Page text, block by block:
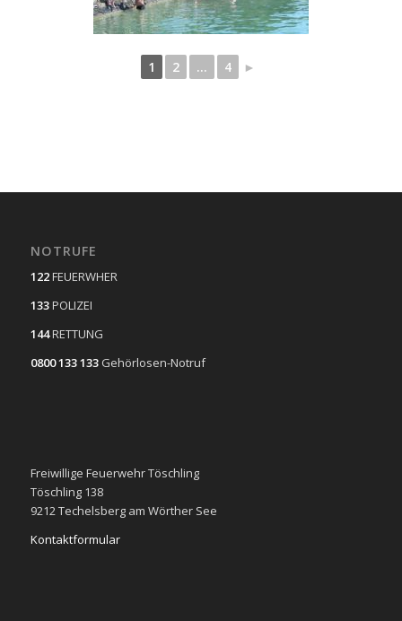
1 2 ... 4 ►
NOTRUFE
122FEUERWHER
133POLIZEI
144RETTUNG
0800 133 133 Gehörlosen-Notruf
Freiwillige Feuerwehr Töschling
Töschling 138
9212 Techelsberg am Wörther See
Kontaktformular